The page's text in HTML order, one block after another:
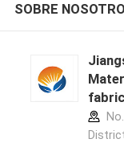
SOBRE